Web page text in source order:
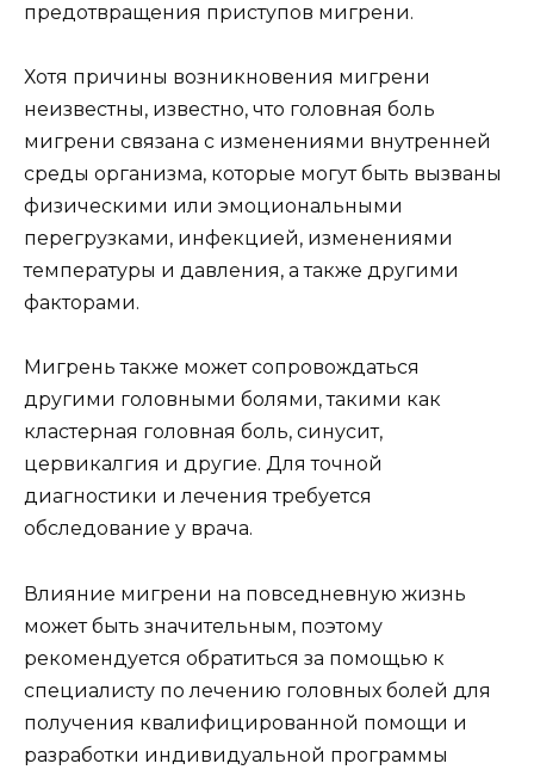
предотвращения приступов мигрени.
Хотя причины возникновения мигрени
неизвестны, известно, что головная боль
мигрени связана с изменениями внутренней
среды организма, которые могут быть вызваны
физическими или эмоциональными
перегрузками, инфекцией, изменениями
температуры и давления, а также другими
факторами.
Мигрень также может сопровождаться
другими головными болями, такими как
кластерная головная боль, синусит,
цервикалгия и другие. Для точной
диагностики и лечения требуется
обследование у врача.
Влияние мигрени на повседневную жизнь
может быть значительным, поэтому
рекомендуется обратиться за помощью к
специалисту по лечению головных болей для
получения квалифицированной помощи и
разработки индивидуальной программы